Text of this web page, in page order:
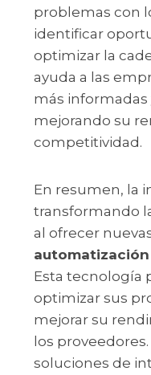
problemas con
identificar
optimizar la
ayuda a las
más informadas
mejorando su
competitividad.
En resumen, la
transformando
al ofrecer
automatización
Esta tecnología
optimizar sus
mejorar su
los
soluciones de